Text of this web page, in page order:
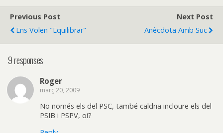
Previous Post
Ens Volen "equilibrar"
Next Post
Anècdota Amb Suc
9 responses
Roger
març 20, 2009
No només els del PSC, també caldria incloure els del
PSIB i PSPV, oi?